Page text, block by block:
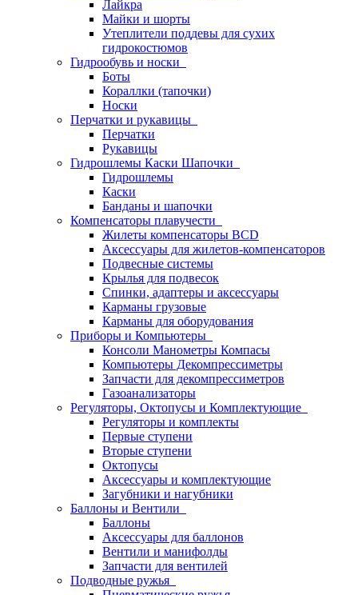
Лайкра
Майки и шорты
Утеплители поддевы для сухих
гидрокостюмов
Гидрообувь и носки
Боты
Кораллки (тапочки)
Носки
Перчатки и рукавицы
Перчатки
Рукавицы
Гидрошлемы Каски Шапочки
Гидрошлемы
Каски
Банданы и шапочки
Компенсаторы плавучести
Жилеты компенсаторы BCD
Аксессуары для жилетов-компенсаторов
Подвесные системы
Крылья для подвесок
Спинки, адаптеры и аксессуары
Карманы грузовые
Карманы для оборудования
Приборы и Компьютеры
Консоли Манометры Компасы
Компьютеры Декомпрессиметры
Запчасти для декомпрессиметров
Газоанализаторы
Регуляторы, Октопусы и Комплектующие
Регуляторы и комплекты
Первые ступени
Вторые ступени
Октопусы
Аксессуары и комплектующие
Загубники и нагубники
Баллоны и Вентили
Баллоны
Аксессуары для баллонов
Вентили и манифолды
Запчасти для вентилей
Подводные ружья